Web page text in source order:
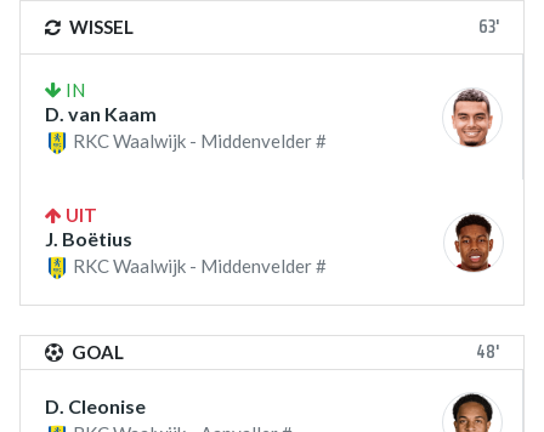
WISSEL 63'
IN
D. van Kaam
RKC Waalwijk - Middenvelder #
UIT
J. Boëtius
RKC Waalwijk - Middenvelder #
GOAL 48'
D. Cleonise